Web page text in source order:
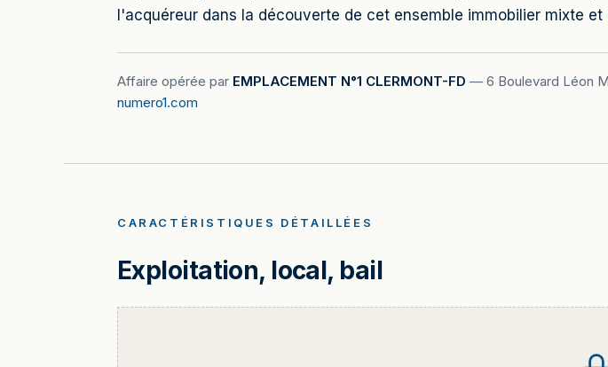
l'acquéreur dans la découverte de cet ensemble immobilier mixte
Affaire opérée par EMPLACEMENT N°1 CLERMONT-FD — 6 Boulevard Léon
numero1.com
CARACTÉRISTIQUES DÉTAILLÉES
Exploitation, local, bail